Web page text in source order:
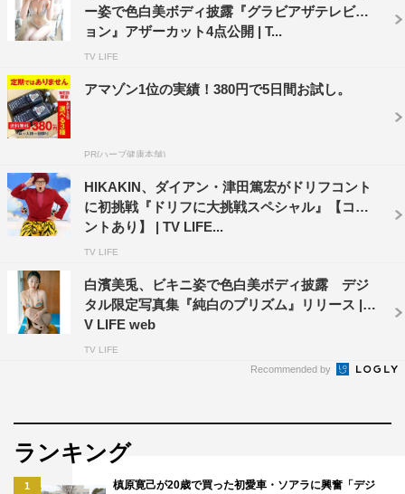
ー姿で色白美ボディ披露『グラビアザテレビジ
ョン』アザーカット4点公開 | T...
TV LIFE
アマゾン1位の実績！380円で5日間お試し。
PR(ハーブ健康本舗)
HIKAKIN、ダイアン・津田篤宏がドリフコント
に初挑戦『ドリフに大挑戦スペシャル』【コメ
ントあり】 | TV LIFE...
TV LIFE
白濱美兎、ビキニ姿で色白美ボディ披露 デジ
タル限定写真集『純白のプリズム』リリース | T
V LIFE web
TV LIFE
Recommended by
ランキング
1
槙原寛己が20歳で買った初愛車・ソアラに興奮「デジ